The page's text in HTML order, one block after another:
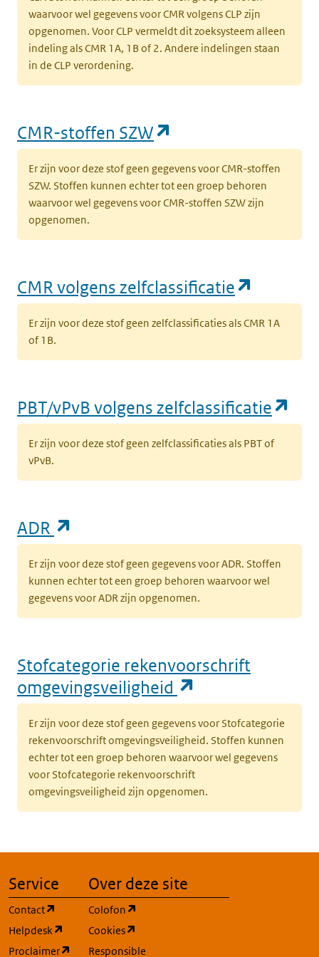
waarvoor wel gegevens voor CMR volgens CLP zijn
opgenomen. Voor CLP vermeldt dit zoeksysteem alleen
indeling als CMR 1A, 1B of 2. Andere indelingen staan
in de CLP verordening.
CMR-stoffen SZW
Er zijn voor deze stof geen gegevens voor CMR-stoffen
SZW. Stoffen kunnen echter tot een groep behoren
waarvoor wel gegevens voor CMR-stoffen SZW zijn
opgenomen.
CMR volgens zelfclassificatie
Er zijn voor deze stof geen zelfclassificaties als CMR 1A
of 1B.
PBT/vPvB volgens zelfclassificatie
Er zijn voor deze stof geen zelfclassificaties als PBT of
vPvB.
ADR
Er zijn voor deze stof geen gegevens voor ADR. Stoffen
kunnen echter tot een groep behoren waarvoor wel
gegevens voor ADR zijn opgenomen.
Stofcategorie rekenvoorschrift
omgevingsveiligheid
Er zijn voor deze stof geen gegevens voor Stofcategorie
rekenvoorschrift omgevingsveiligheid. Stoffen kunnen
echter tot een groep behoren waarvoor wel gegevens
voor Stofcategorie rekenvoorschrift
omgevingsveiligheid zijn opgenomen.
Service
Contact
(opent in een nieuw tabblad)
Helpdesk
(opent in een nieuw tabblad)
Proclaimer
(opent in een nieuw tabblad)
Over deze site
Colofon
Cookies
Responsible